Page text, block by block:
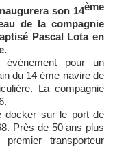
son 14ème
de la compagnie
Pascal Lota en
pour un
du 14 ème navire de
La compagnie
docker sur le port de
Près de 50 ans plus
transporteur